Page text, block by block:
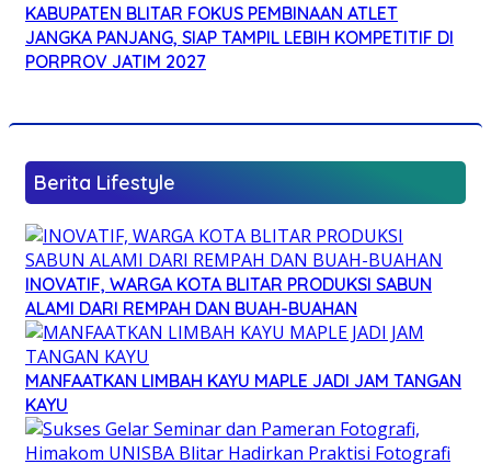
KABUPATEN BLITAR FOKUS PEMBINAAN ATLET
JANGKA PANJANG, SIAP TAMPIL LEBIH KOMPETITIF DI
PORPROV JATIM 2027
Berita Lifestyle
INOVATIF, WARGA KOTA BLITAR PRODUKSI SABUN
ALAMI DARI REMPAH DAN BUAH-BUAHAN
MANFAATKAN LIMBAH KAYU MAPLE JADI JAM TANGAN
KAYU